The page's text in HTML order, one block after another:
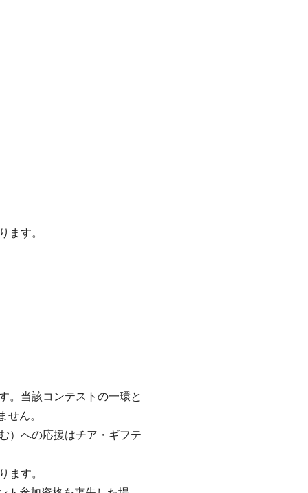
す。
。当該コンテストの一環と
ん。
）への応援はチア・ギフテ
す。